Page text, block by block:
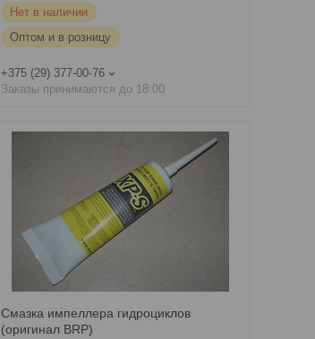
Нет в наличии
Оптом и в розницу
+375 (29) 377-00-76
Заказы принимаются до 18:00
Смазка импеллера гидроциклов
(оригинал BRP)